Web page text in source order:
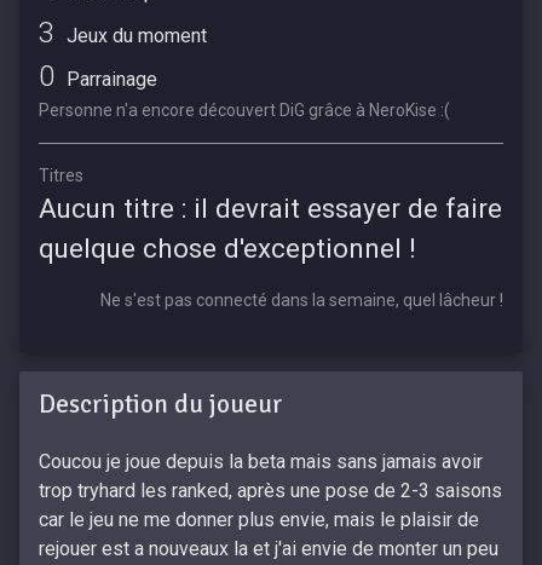
3 Jeux du moment
0 Parrainage
Personne n'a encore découvert DiG grâce à NeroKise :(
Titres
Aucun titre : il devrait essayer de faire
quelque chose d'exceptionnel !
Ne s'est pas connecté dans la semaine, quel lâcheur !
Description du joueur
Coucou je joue depuis la beta mais sans jamais avoir
trop tryhard les ranked, après une pose de 2-3 saisons
car le jeu ne me donner plus envie, mais le plaisir de
rejouer est a nouveaux la et j'ai envie de monter un peu